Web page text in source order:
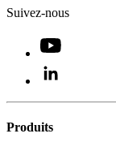
Suivez-nous
Produits